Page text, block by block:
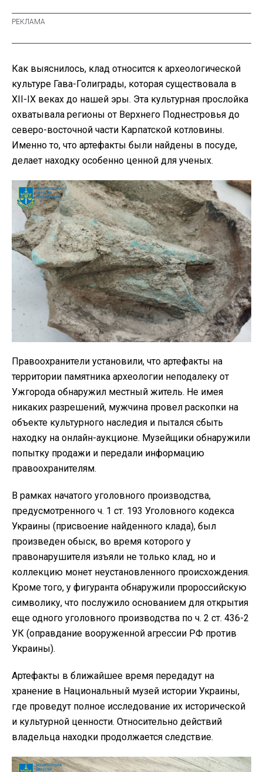
Как выяснилось, клад относится к археологической
культуре Гава-Голиграды, которая существовала в
XII-IX веках до нашей эры. Эта культурная прослойка
охватывала регионы от Верхнего Поднестровья до
северо-восточной части Карпатской котловины.
Именно то, что артефакты были найдены в посуде,
делает находку особенно ценной для ученых.
Правоохранители установили, что артефакты на
территории памятника археологии неподалеку от
Ужгорода обнаружил местный житель. Не имея
никаких разрешений, мужчина провел раскопки на
объекте культурного наследия и пытался сбыть
находку на онлайн-аукционе. Музейщики обнаружили
попытку продажи и передали информацию
правоохранителям.
В рамках начатого уголовного производства,
предусмотренного ч. 1 ст. 193 Уголовного кодекса
Украины (присвоение найденного клада), был
произведен обыск, во время которого у
правонарушителя изъяли не только клад, но и
коллекцию монет неустановленного происхождения.
Кроме того, у фигуранта обнаружили пророссийскую
символику, что послужило основанием для открытия
еще одного уголовного производства по ч. 2 ст. 436-2
УК (оправдание вооруженной агрессии РФ против
Украины).
Артефакты в ближайшее время передадут на
хранение в Национальный музей истории Украины,
где проведут полное исследование их исторической
и культурной ценности. Относительно действий
владельца находки продолжается следствие.